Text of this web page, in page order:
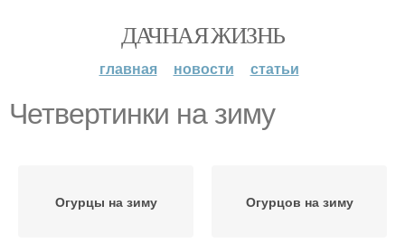
ДАЧНАЯ ЖИЗНЬ
главная новости статьи
Четвертинки на зиму
Огурцы на зиму Огурцов на зиму